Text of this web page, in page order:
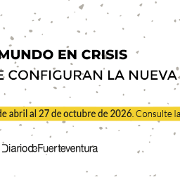
Jump to navigation